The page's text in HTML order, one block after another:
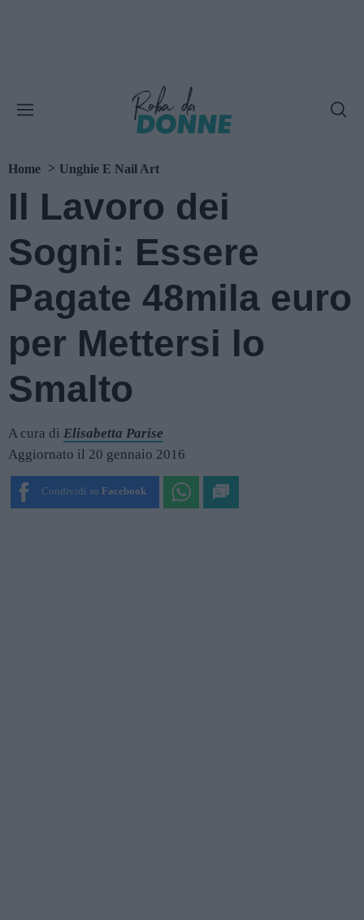
Home Unghie E Nail Art
Il Lavoro dei
Sogni: Essere
Pagate 48mila euro
per Mettersi lo
Smalto
A cura di Elisabetta Parise
Aggiornato il 20 gennaio 2016
Condividi su Facebook